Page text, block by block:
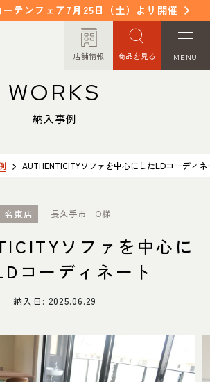
テンフェア7月25日（土）より開催
店舗情報 商品を見る MENU
ス
WORKS
よくあるご質問
コラム
ORDER MADE
オーダーメイド
お問い合わせ
PRIVACY POLICY
WORKS
納入事例
AUTHENTICITYソファを中心にしたLDコーディネ
名東店 長久手市 O様
ソファを中心に
コーディネート
納入日: 2025.06.29